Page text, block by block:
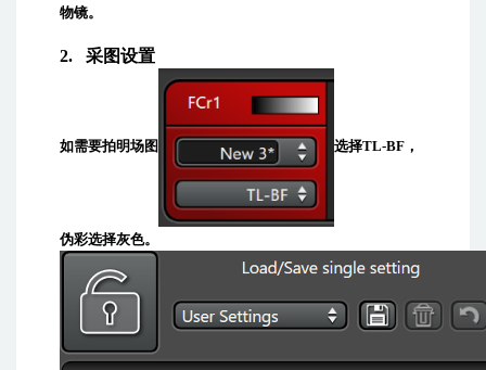
物镜。
2. 采图设置
如需要拍明场图 选择TL-BF ，
伪彩选择灰色。